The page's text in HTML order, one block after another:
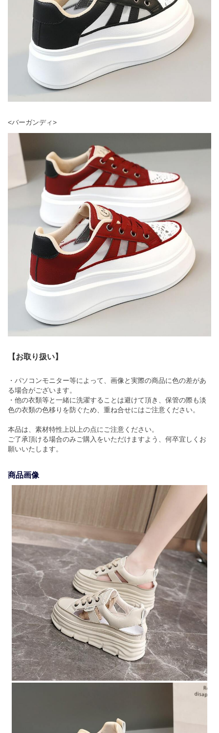
【お取り扱い】
・パソコンモニター等によって、画像と実際の商品に色の差があ
る場合がございます。
・他の衣類等と一緒に洗濯することは避けて頂き、保管の際も淡
色の衣類の色移りを防ぐため、重ね合せにはご注意ください。
本品は、素材特性上以上の点にご注意ください。
ご了承頂ける場合のみご購入をいただけますよう、何卒宜しくお
願いいたします。
商品画像